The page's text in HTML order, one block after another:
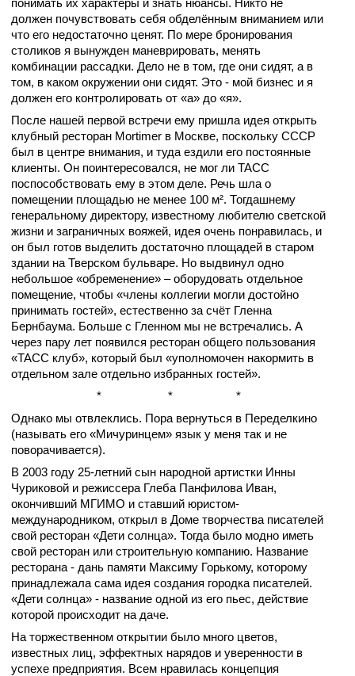
понимать их характеры и знать нюансы. Никто не
должен почувствовать себя обделённым вниманием или
что его недостаточно ценят. По мере бронирования
столиков я вынужден маневрировать, менять
комбинации рассадки. Дело не в том, где они сидят, а в
том, в каком окружении они сидят. Это - мой бизнес и я
должен его контролировать от «а» до «я».
После нашей первой встречи ему пришла идея открыть
клубный ресторан Mortimer в Москве, поскольку СССР
был в центре внимания, и туда ездили его постоянные
клиенты. Он поинтересовался, не мог ли ТАСС
поспособствовать ему в этом деле. Речь шла о
помещении площадью не менее 100 м². Тогдашнему
генеральному директору, известному любителю светской
жизни и заграничных вояжей, идея очень понравилась, и
он был готов выделить достаточно площадей в старом
здании на Тверском бульваре. Но выдвинул одно
небольшое «обременение» – оборудовать отдельное
помещение, чтобы «члены коллегии могли достойно
принимать гостей», естественно за счёт Гленна
Бернбаума. Больше с Гленном мы не встречались. А
через пару лет появился ресторан общего пользования
«ТАСС клуб», который был «уполномочен накормить в
отдельном зале отдельно избранных гостей».
*
*
*
Однако мы отвлеклись. Пора вернуться в Переделкино
(называть его «Мичуринцем» язык у меня так и не
поворачивается).
В 2003 году 25-летний сын народной артистки Инны
Чуриковой и режиссера Глеба Панфилова Иван,
окончивший МГИМО и ставший юристом-
международником, открыл в Доме творчества писателей
свой ресторан «Дети солнца». Тогда было модно иметь
свой ресторан или строительную компанию. Название
ресторана - дань памяти Максиму Горькому, которому
принадлежала сама идея создания городка писателей.
«Дети солнца» - название одной из его пьес, действие
которой происходит на даче.
На торжественном открытии было много цветов,
известных лиц, эффектных нарядов и уверенности в
успехе предприятия. Всем нравилась концепция